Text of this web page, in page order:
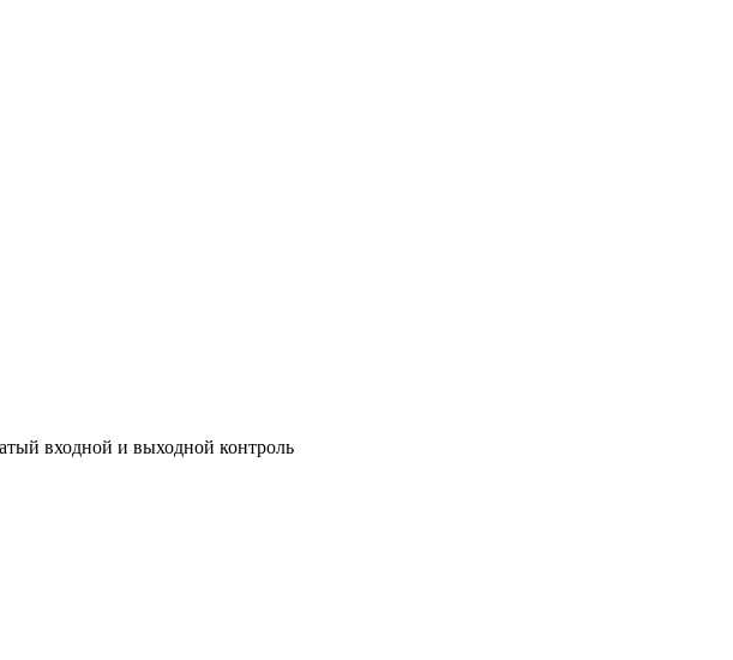
входной и выходной контроль